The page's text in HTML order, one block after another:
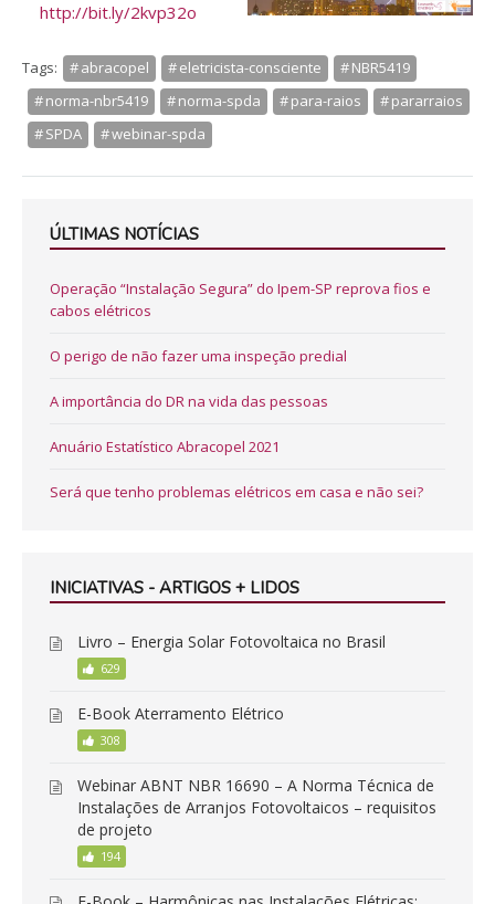
http://bit.ly/2kvp32o
Tags: abracopel eletricista-consciente
NBR5419
norma-nbr5419
norma-spda para-raios
pararraios
SPDA
webinar-spda
ÚLTIMAS NOTÍCIAS
Operação “Instalação Segura” do Ipem-SP reprova fios e
cabos elétricos
O perigo de não fazer uma inspeção predial
A importância do DR na vida das pessoas
Anuário Estatístico Abracopel 2021
Será que tenho problemas elétricos em casa e não sei?
INICIATIVAS - ARTIGOS + LIDOS
Livro – Energia Solar Fotovoltaica no Brasil
629
E-Book Aterramento Elétrico
308
Webinar ABNT NBR 16690 – A Norma Técnica de
Instalações de Arranjos Fotovoltaicos – requisitos
de projeto
194